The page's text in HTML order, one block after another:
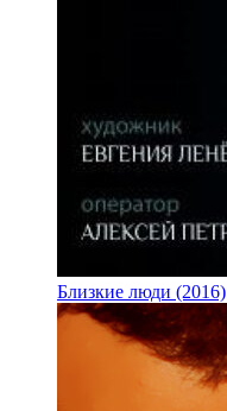
Близкие люди (2016)